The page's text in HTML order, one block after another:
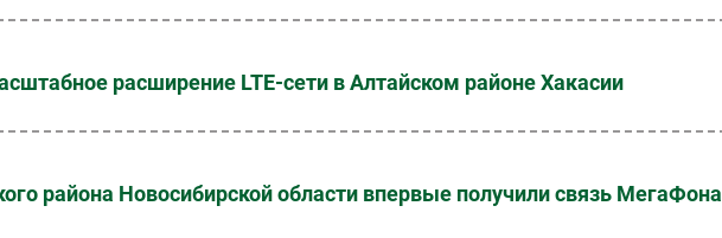
Outsourcing
CIO/Управление ИТ
расширение LTE-сети в Алтайском районе Хакасии
района Новосибирской области впервые получили связь МегаФона